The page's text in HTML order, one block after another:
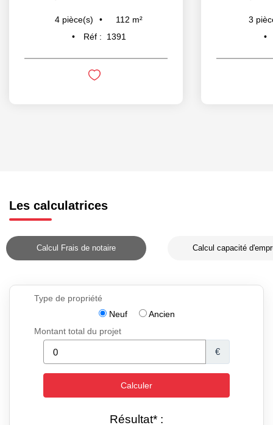
4 pièce(s) 112 m²
Réf :
1391
3
Les calculatrices
Calcul Frais de notaire Calcul capacité